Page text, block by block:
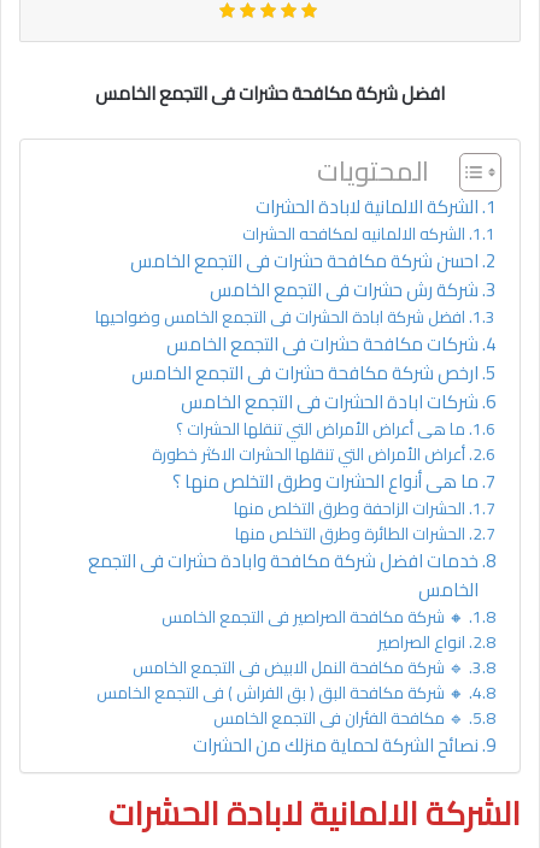
افضل شركة مكافحة حشرات فى التجمع الخامس
المحتويات
الشركة الالمانية لابادة الحشرات
الشركه الالمانيه لمكافحه الحشرات
احسن شركة مكافحة حشرات فى التجمع الخامس
شركة رش حشرات فى التجمع الخامس
افضل شركة ابادة الحشرات فى التجمع الخامس وضواحيها
شركات مكافحة حشرات فى التجمع الخامس
ارخص شركة مكافحة حشرات فى التجمع الخامس
شركات ابادة الحشرات فى التجمع الخامس
ما هى أعراض الأمراض التي تنقلها الحشرات ؟
أعراض الأمراض التي تنقلها الحشرات الاكثر خطورة
ما هى أنواع الحشرات وطرق التخلص منها ؟
الحشرات الزاحفة وطرق التخلص منها
الحشرات الطائرة وطرق التخلص منها
خدمات افضل شركة مكافحة وابادة حشرات فى التجمع
الخامس
🔸 شركة مكافحة الصراصير فى التجمع الخامس
انواع الصراصير
🔹 شركة مكافحة النمل الابيض فى التجمع الخامس
🔸 شركة مكافحة البق ( بق الفراش ) فى التجمع الخامس
🔹 مكافحة الفئران فى التجمع الخامس
نصائح الشركة لحماية منزلك من الحشرات
الشركة الالمانية لابادة الحشرات